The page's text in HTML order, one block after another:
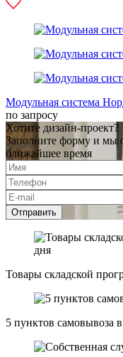
Модульная система
по запросу
Хотите дизайн-проект?
Заполните форму и мы
ближайшее время
Отправить
Товары складской
5 пунктов самовывоза